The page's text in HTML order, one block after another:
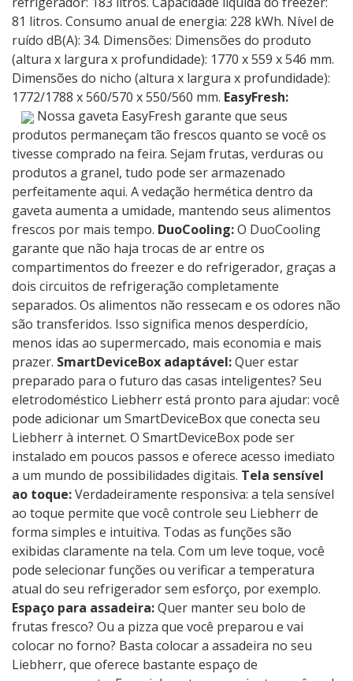
81 litros. Consumo anual de energia: 228 kWh. Nível de
ruído dB(A): 34. Dimensões: Dimensões do produto
(altura x largura x profundidade): 1770 x 559 x 546 mm.
Dimensões do nicho (altura x largura x profundidade):
1772/1788 x 560/570 x 550/560 mm. EasyFresh:
Nossa gaveta EasyFresh garante que seus
produtos permaneçam tão frescos quanto se você os
tivesse comprado na feira. Sejam frutas, verduras ou
produtos a granel, tudo pode ser armazenado
perfeitamente aqui. A vedação hermética dentro da
gaveta aumenta a umidade, mantendo seus alimentos
frescos por mais tempo. DuoCooling:O DuoCooling
garante que não haja trocas de ar entre os
compartimentos do freezer e do refrigerador, graças a
dois circuitos de refrigeração completamente
separados. Os alimentos não ressecam e os odores não
são transferidos. Isso significa menos desperdício,
menos idas ao supermercado, mais economia e mais
prazer. SmartDeviceBox adaptável:Quer estar
preparado para o futuro das casas inteligentes? Seu
eletrodoméstico Liebherr está pronto para ajudar: você
pode adicionar um SmartDeviceBox que conecta seu
Liebherr à internet. O SmartDeviceBox pode ser
instalado em poucos passos e oferece acesso imediato
a um mundo de possibilidades digitais. Tela sensível
ao toque:Verdadeiramente responsiva: a tela sensível
ao toque permite que você controle seu Liebherr de
forma simples e intuitiva. Todas as funções são
exibidas claramente na tela. Com um leve toque, você
pode selecionar funções ou verificar a temperatura
atual do seu refrigerador sem esforço, por exemplo.
Espaço para assadeira:Quer manter seu bolo de
frutas fresco? Ou a pizza que você preparou e vai
colocar no forno? Basta colocar a assadeira no seu
Liebherr, que oferece bastante espaço de